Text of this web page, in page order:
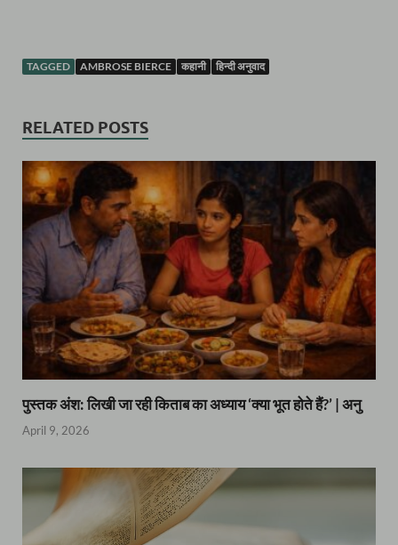
TAGGED AMBROSE BIERCE कहानी हिन्दी अनुवाद
RELATED POSTS
पुस्तक अंश: लिखी जा रही किताब का अध्याय ‘क्या भूत होते हैं?’ | अनु
April 9, 2026